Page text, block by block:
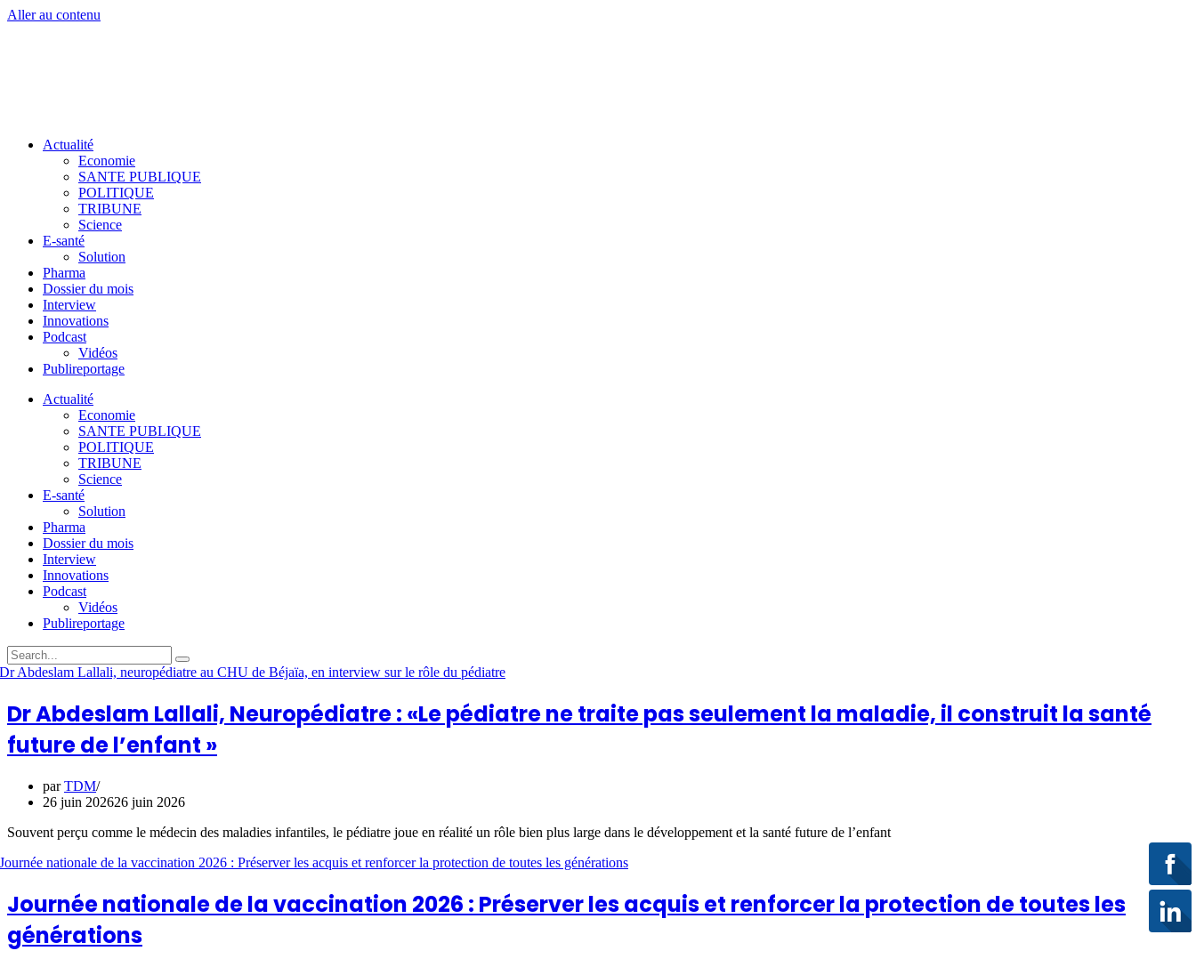
Aller au contenu
Actualité
Economie
SANTE PUBLIQUE
POLITIQUE
TRIBUNE
Science
E-santé
Solution
Pharma
Dossier du mois
Interview
Innovations
Podcast
Vidéos
Publireportage
Actualité
Economie
SANTE PUBLIQUE
POLITIQUE
TRIBUNE
Science
E-santé
Solution
Pharma
Dossier du mois
Interview
Innovations
Podcast
Vidéos
Publireportage
Dr Abdeslam Lallali, Neuropédiatre : «Le pédiatre ne traite pas seulement la maladie, il construit la santé
future de l’enfant »
parTDM
26 juin 202626 juin 2026
Souvent perçu comme le médecin des maladies infantiles, le pédiatre joue en réalité un rôle bien plus large dans le développement et la santé future de l’enfant
Journée nationale de la vaccination 2026 : Préserver les acquis et renforcer la protection de toutes les
générations